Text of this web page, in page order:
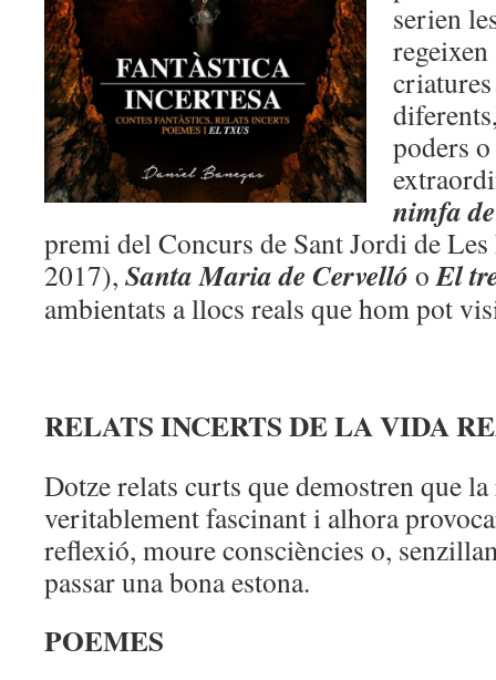
serien
poders
nimfa
premi del Concurs de Sant Jordi de
2017), Santa Maria de Cervelló oEl
ambientats a llocs reals que hom pot
RELATS INCERTS DE LA VIDA
Dotze relats curts que demostren que
veritablement fascinant i alhora
reflexió, moure consciències o,
passar una bona estona.
POEMES